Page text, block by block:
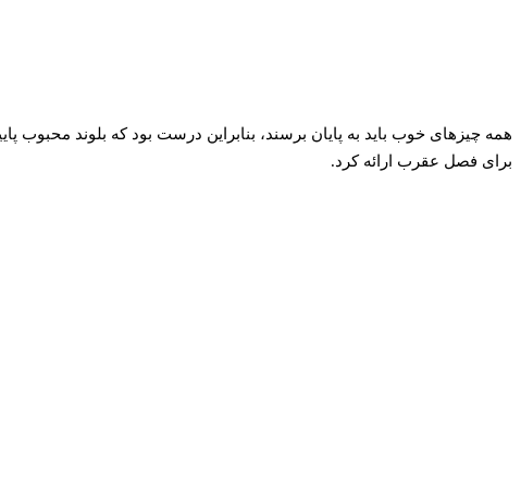
برای فصل عقرب ارائه کرد.